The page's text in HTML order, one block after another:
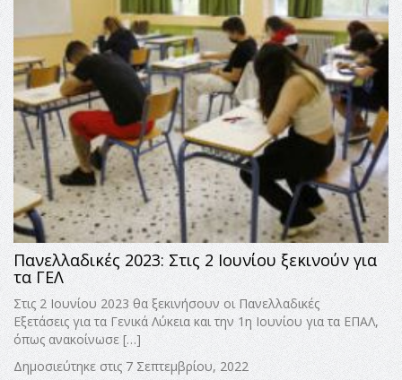
Πανελλαδικές 2023: Στις 2 Ιουνίου ξεκινούν για
τα ΓΕΛ
Στις 2 Ιουνίου 2023 θα ξεκινήσουν οι Πανελλαδικές
Εξετάσεις για τα Γενικά Λύκεια και την 1η Ιουνίου για τα ΕΠΑΛ,
όπως ανακοίνωσε […]
Δημοσιεύτηκε στις 7 Σεπτεμβρίου, 2022